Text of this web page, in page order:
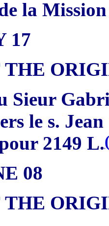
la
17
THE
Sieur
le s.
2149 L.
08
THE